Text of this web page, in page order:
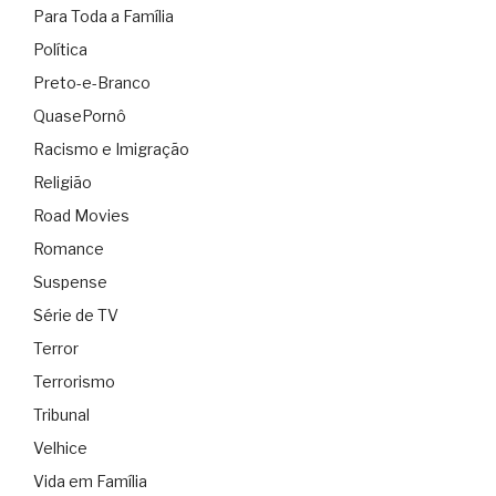
Para Toda a Família
Política
Preto-e-Branco
QuasePornô
Racismo e Imigração
Religião
Road Movies
Romance
Suspense
Série de TV
Terror
Terrorismo
Tribunal
Velhice
Vida em Família